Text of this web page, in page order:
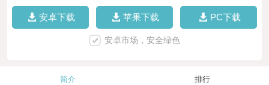
安卓下载 苹果下载 PC下载
安卓市场，安全绿色
简介 排行